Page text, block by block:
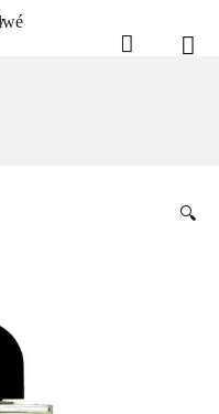
Ladenlokal
🔍